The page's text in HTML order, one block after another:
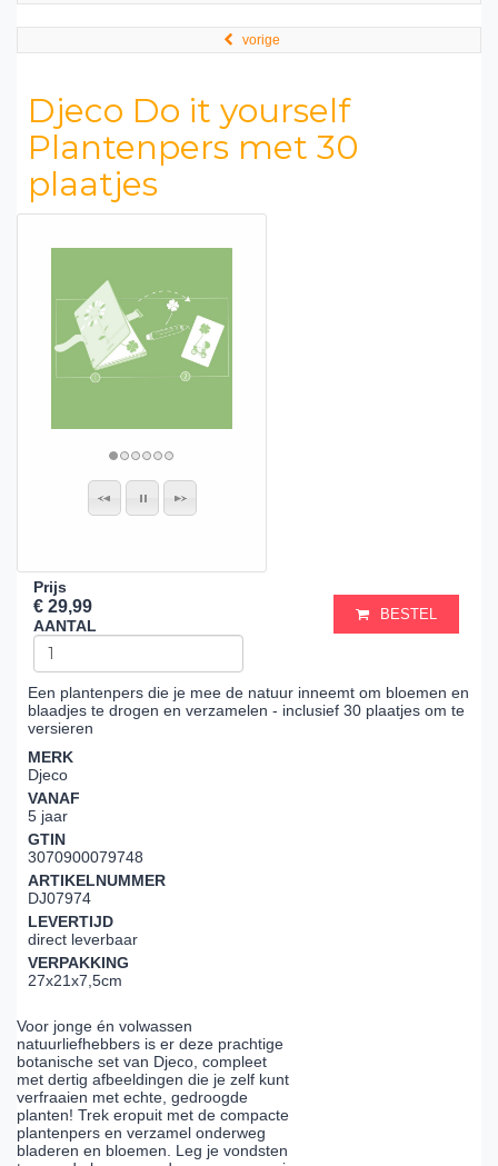
vorige
Djeco Do it yourself
Plantenpers met 30
plaatjes
Prijs
€ 29,99
AANTAL
BESTEL
Een plantenpers die je mee de natuur inneemt om bloemen en
blaadjes te drogen en verzamelen - inclusief 30 plaatjes om te
versieren
MERK
Djeco
VANAF
5 jaar
GTIN
3070900079748
ARTIKELNUMMER
DJ07974
LEVERTIJD
direct leverbaar
VERPAKKING
27x21x7,5cm
Voor jonge én volwassen
natuurliefhebbers is er deze prachtige
botanische set van Djeco, compleet
met dertig afbeeldingen die je zelf kunt
verfraaien met echte, gedroogde
planten! Trek eropuit met de compacte
plantenpers en verzamel onderweg
bladeren en bloemen. Leg je vondsten